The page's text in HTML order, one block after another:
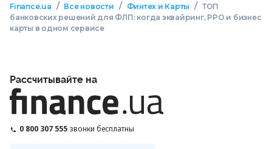
Finance.ua / Все новости / Финтех и Карты / ТОП
банковских решений для ФЛП: когда эквайринг, РРО и бизнес
карты в одном сервисе
Рассчитывайте на
0 800 307 555 звонки бесплатны